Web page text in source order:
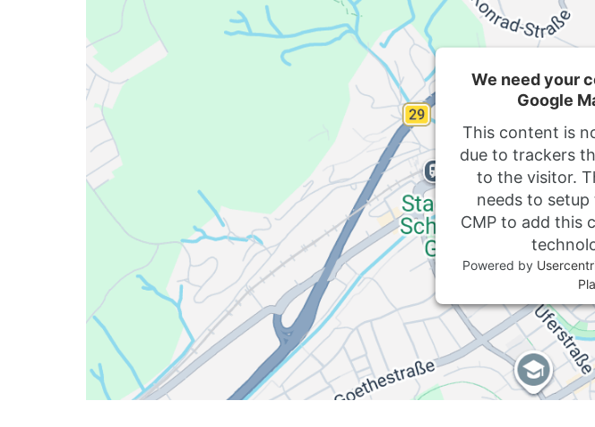
We need your
Google
This content is
due to trackers
to the visitor.
needs to
CMP to add this
Powered by